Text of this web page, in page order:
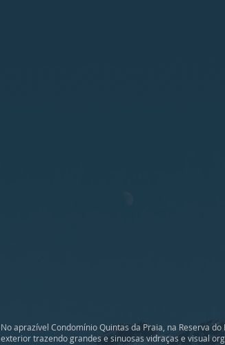
No aprazível Condomínio Quintas da Praia, na Reserva
exterior trazendo grandes e sinuosas vidraças e visual